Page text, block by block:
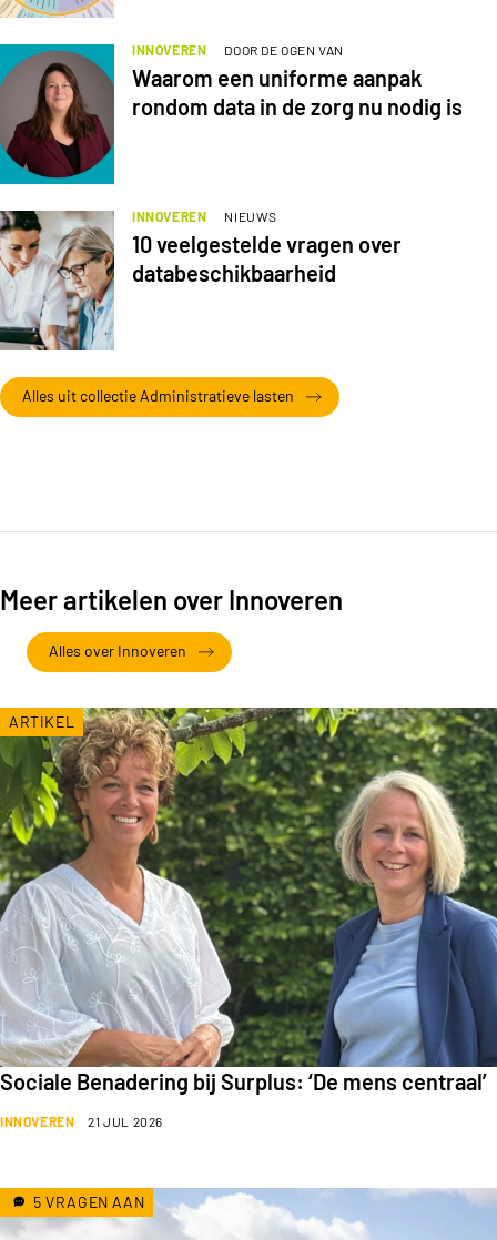
INNOVEREN DOOR DE OGEN VAN
Waarom een uniforme aanpak
rondom data in de zorg nu nodig is
INNOVEREN NIEUWS
10 veelgestelde vragen over
databeschikbaarheid
Alles uit collectie Administratieve lasten
Meer artikelen over Innoveren
Alles over Innoveren
INNOVEREN 21 JUL 2026
Sociale Benadering bij Surplus: ‘De mens centraal’
ARTIKEL
5 VRAGEN AAN